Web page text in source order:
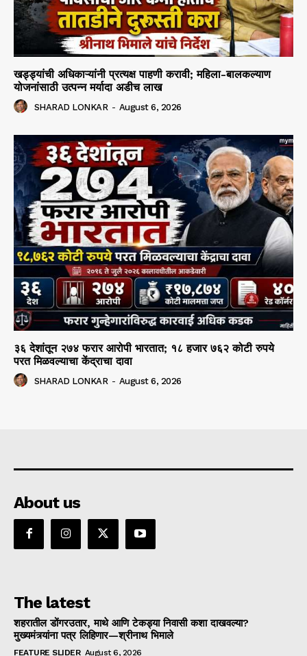
खड्ड्यांची अधिकाऱ्यांनी प्रत्यक्ष पाहणी करावी; महिला-बालकल्याण
योजनांसाठी उत्पन्न मर्यादा अडीच लाख
SHARAD LONKAR - August 6, 2026
३६ देशांतून २७४ फरार आरोपी भारतात; १८ हजार ७६२ कोटी रुपये
परत मिळवल्याचा केंद्राचा दावा
SHARAD LONKAR - August 6, 2026
About us
The latest
शहरातील डोंगरउतार, माथे आणि टेकड्या निवासी कशा दाखवल्या?
मुख्यमंत्र्यांना पत्र लिहिणार—श्रीनाथ भिमाले
FEATURE SLIDER August 6, 2026